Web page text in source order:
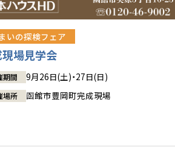
いの探検フェア
場見学会
期間 9月26日(土)・27日(日)
場所 函館市豊岡町完成現場